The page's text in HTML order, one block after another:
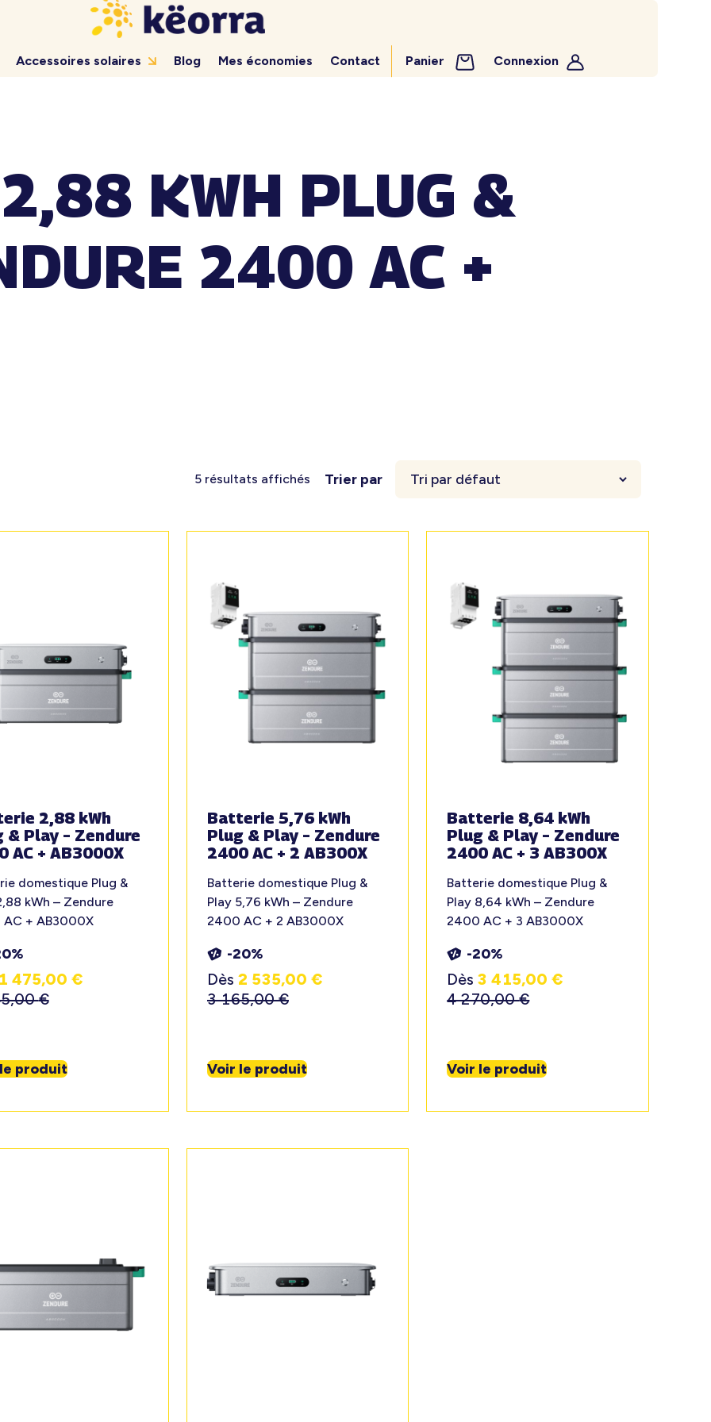
Accessoires solaires Blog Mes économies Contact Panier Connexion
KWH PLUG &
2400 AC +
5 résultats affichés Trier par
2,88 kWh
& Play – Zendure
AC + AB3000X
domestique Plug &
kWh – Zendure
+ AB3000X
475,00 €
€
produit
Batterie 5,76 kWh
Plug & Play – Zendure
2400 AC + 2 AB300X
Batterie domestique Plug &
Play 5,76 kWh – Zendure
2400 AC + 2 AB3000X
-20%
Dès 2 535,00 €
3 165,00€
Voir le produit
Batterie 8,64 kWh
Plug & Play – Zendure
2400 AC + 3 AB300X
Batterie domestique Plug &
Play 8,64 kWh – Zendure
2400 AC + 3 AB3000X
-20%
Dès 3 415,00€
4 270,00€
Voir le produit